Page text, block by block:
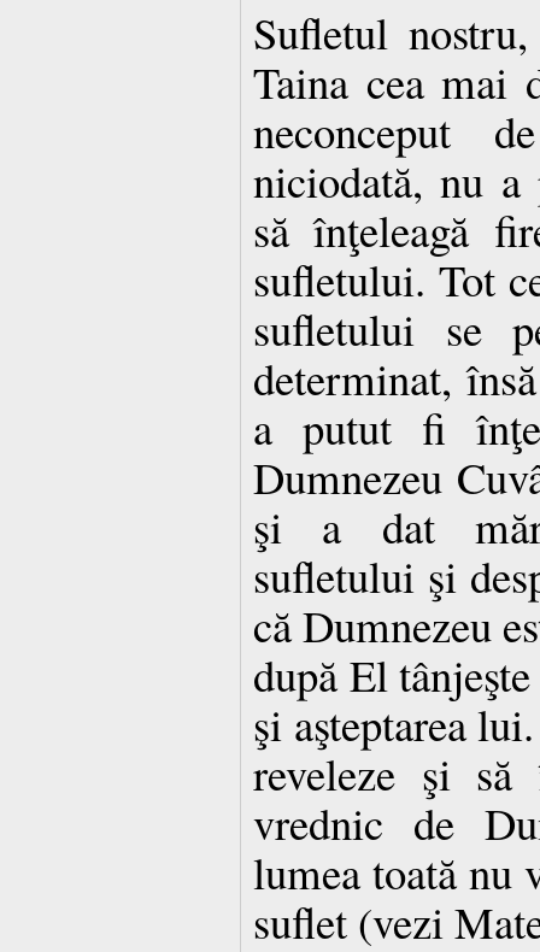
Sufletul
Taina cea mai
neconceput
niciodată, nu
să înţeleagă
sufletului. Tot
sufletului se
determinat,
a putut fi
Dumnezeu
şi a dat
sufletului şi
că Dumnezeu
după El
şi aşteptarea
reveleze şi
vrednic de
lumea toată nu
suflet (vezi